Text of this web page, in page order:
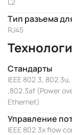
Тип разъема
RJ45
Стандарты
IEEE 802.3,
,802.3af (Power
Ethernet)
Управление
IEEE 802.3x flow